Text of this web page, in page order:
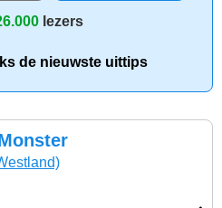
lezers
de nieuwste uittips